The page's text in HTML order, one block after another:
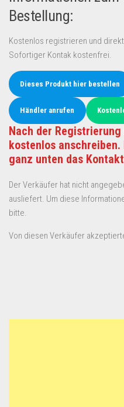
Bestellung:
Kostenlos registrieren und
Sofortiger Kontak kostenfrei.
Dieses Produkt hier bestellen
Händler anrufen
Nach der
kostenlos
ganz unten das
Der Verkäufer hat nicht
ausliefert. Um diese
bitte.
Von diesen Verkäufer